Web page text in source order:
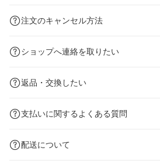
注文のキャンセル方法
ショップへ連絡を取りたい
返品・交換したい
支払いに関するよくある質問
配送について